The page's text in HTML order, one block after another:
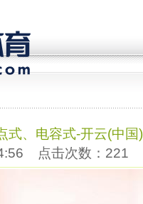
式、电容式-开云(中
点击次数：221